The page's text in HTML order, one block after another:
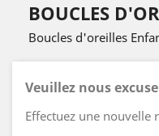
BOUCLES
Boucles d'oreilles
Veuillez nous
Effectuez une nouvelle